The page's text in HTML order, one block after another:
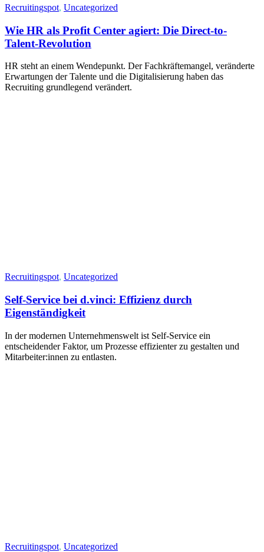
Recruitingspot, Uncategorized
Wie HR als Profit Center agiert: Die Direct-to-
Talent-Revolution
HR steht an einem Wendepunkt. Der Fachkräftemangel, veränderte
Erwartungen der Talente und die Digitalisierung haben das
Recruiting grundlegend verändert.
Recruitingspot, Uncategorized
Self-Service bei d.vinci: Effizienz durch
Eigenständigkeit
In der modernen Unternehmenswelt ist Self-Service ein
entscheidender Faktor, um Prozesse effizienter zu gestalten und
Mitarbeiter:innen zu entlasten.
Recruitingspot, Uncategorized